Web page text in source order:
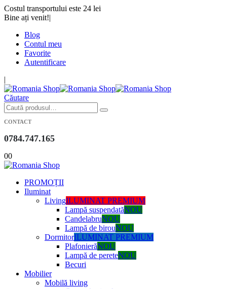
Costul transportului este 24 lei
Bine ați venit!|
Blog
Contul meu
Favorite
Autentificare
|
Căutare
CONTACT
0784.747.165
00
PROMOȚII
Iluminat
LivingILUMINAT PREMIUM
Lampă suspendatăNOU
CandelabruNOU
Lampă de birouNOU
DormitorILUMINAT PREMIUM
PlafonierăNOU
Lampă de pereteNOU
Becuri
Mobilier
Mobilă living